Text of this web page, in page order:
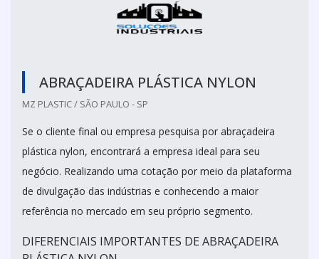
ABRAÇADEIRA PLÁSTICA NYLON
MZ PLASTIC / SÃO PAULO - SP
Se o cliente final ou empresa pesquisa por abraçadeira
plástica nylon, encontrará a empresa ideal para seu
negócio. Realizando uma cotação por meio da plataforma
de divulgação das indústrias e conhecendo a maior
referência no mercado em seu próprio segmento.
DIFERENCIAIS IMPORTANTES DE ABRAÇADEIRA